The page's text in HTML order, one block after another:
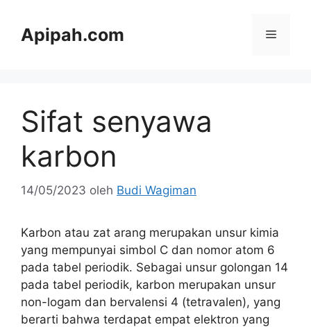
Apipah.com Menu
Sifat senyawa
karbon
14/05/2023 oleh Budi Wagiman
Karbon atau zat arang merupakan unsur kimia
yang mempunyai simbol C dan nomor atom 6
pada tabel periodik. Sebagai unsur golongan 14
pada tabel periodik, karbon merupakan unsur
non-logam dan bervalensi 4 (tetravalen), yang
berarti bahwa terdapat empat elektron yang